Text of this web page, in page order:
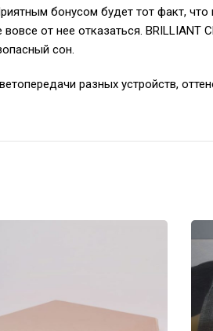
бонусом будет тот факт,
от нее отказаться. BRILLIANT
сон.
разных устройств,